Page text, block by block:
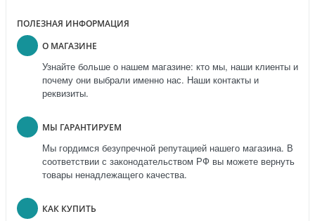
ПОЛЕЗНАЯ ИНФОРМАЦИЯ
О МАГАЗИНЕ
Узнайте больше о нашем магазине: кто мы, наши клиенты и
почему они выбрали именно нас. Наши контакты и
реквизиты.
МЫ ГАРАНТИРУЕМ
Мы гордимся безупречной репутацией нашего магазина. В
соответствии с законодательством РФ вы можете вернуть
товары ненадлежащего качества.
КАК КУПИТЬ